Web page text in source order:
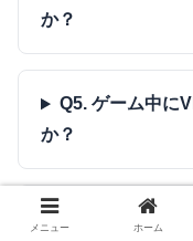
か？
Q5. ゲーム中に
か？
Q6. VPNのプロ
メニュー ホーム